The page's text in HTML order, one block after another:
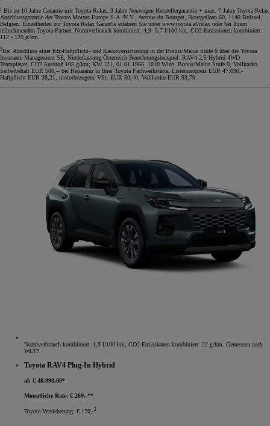
¹ Bis zu 10 Jahre Garantie mit Toyota Relax: 3 Jahre Neuwagen Herstellergarantie + max. 7 Jahre Toyota Relax
Anschlussgarantie der Toyota Motors Europe S.A./N.V., Avenue du Bourget, Bourgetlaan 60, 1140 Brüssel,
Belgien. Einzelheiten zur Toyota Relax Garantie erfahren Sie unter www.toyota.at/relax oder bei Ihrem
teilnehmenden Toyota-Partner. Normverbrauch kombiniert: 4,9- 5,7 l/100 km, CO2-Emissionen kombiniert:
112 - 129 g/km.
2Bei Abschluss einer Kfz-Haftpflicht- und Kaskoversicherung in der Bonus/Malus Stufe 0 über die Toyota
Insurance Management SE, Niederlassung Österreich Berechnungsbeispiel: RAV4 2,5 Hybrid 4WD
Teamplayer, CO2 Ausstoß 105 g/km; KW 121, 01.01.1966, 1010 Wien, Bonus/Malus Stufe 0, Vollkasko
Selbstbehalt EUR 500,-- bei Reparatur in Ihrer Toyota Fachwerkstätte, Listenneupreis EUR 47.690,-
Haftpflicht EUR 38,21, motorbezogene VSt. EUR 50,40, Vollkasko EUR 93,79.
Normverbrauch kombiniert: 1,0 l/100 km, CO2-Emissionen kombiniert: 22 g/km. Gemessen nach
WLTP.
Toyota RAV4 Plug-In Hybrid
ab € 48.990,00*
Monatliche Rate: € 269,-**
Toyota Versicherung: € 170,-2